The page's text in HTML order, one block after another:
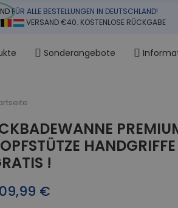
FÜR ALLE BESTELLUNGEN IN DEUTSCHLAND!
VERSAND €40. KOSTENLOSE RÜCKGABE
Sonderangebote
!
€